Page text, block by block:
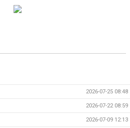
2026-07-25 08:48
2026-07-22 08:59
2026-07-09 12:13